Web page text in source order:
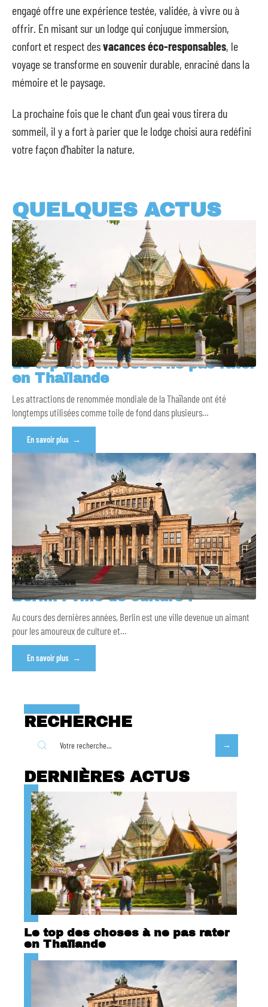
engagé offre une expérience testée, validée, à vivre ou à
offrir. En misant sur un lodge qui conjugue immersion,
confort et respect desvacances éco-responsables, le
voyage se transforme en souvenir durable, enraciné dans la
mémoire et le paysage.
La prochaine fois que le chant d’un geai vous tirera du
sommeil, il y a fort à parier que le lodge choisi aura redéfini
votre façon d’habiter la nature.
QUELQUES ACTUS
Le top des choses à ne pas rater
en Thaïlande
Les attractions de renommée mondiale de la Thaïlande ont été
longtemps utilisées comme toile de fond dans plusieurs…
En savoir plus
Berlin : ville de culture !
Au cours des dernières années, Berlin est une ville devenue un aimant
pour les amoureux de culture et…
En savoir plus
RECHERCHE
DERNIÈRES ACTUS
Le top des choses à ne pas rater
en Thaïlande